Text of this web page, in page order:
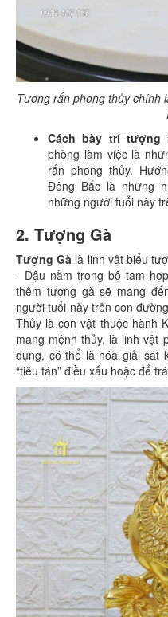
Tượng rắn phong thủy chính
Cách bày trí tượng
phòng làm việc là
rắn phong thủy.
Đông Bắc là những
những người tuổi này
2. Tượng Gà
Tượng Gà là linh vật biểu
- Dậu nằm trong bộ tam
thêm tượng gà sẽ mang
người tuổi này trên con
Thủy là con vật thuộc hành
mang mệnh thủy, là linh vật
dụng, có thể là hóa giải sát
“tiêu tán” điều xấu hoặc để